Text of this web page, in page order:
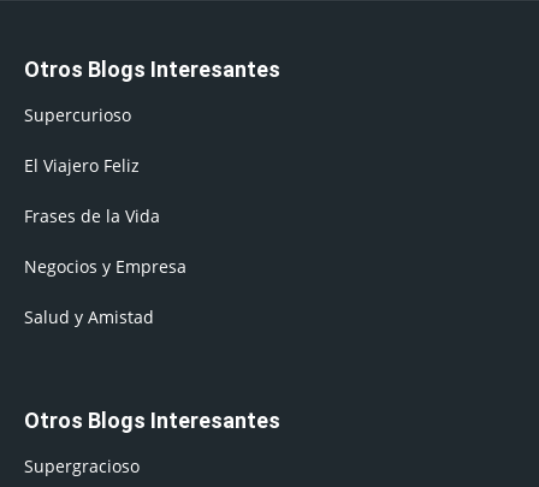
Otros Blogs Interesantes
Supercurioso
El Viajero Feliz
Frases de la Vida
Negocios y Empresa
Salud y Amistad
Otros Blogs Interesantes
Supergracioso